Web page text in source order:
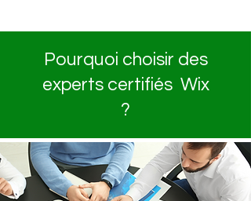
Pourquoi choisir des
experts certifiés Wix
?